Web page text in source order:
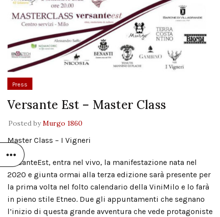
Press
Versante Est – Master Class
Posted byMurgo 1860
Master Class – I Vigneri
VersanteEst, entra nel vivo, la manifestazione nata nel
2020 e giunta ormai alla terza edizione sarà presente per
la prima volta nel folto calendario della ViniMilo e lo farà
in pieno stile Etneo. Due gli appuntamenti che segnano
l’inizio di questa grande avventura che vede protagoniste